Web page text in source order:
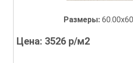
Размеры:
Цена: 3526 р/м2